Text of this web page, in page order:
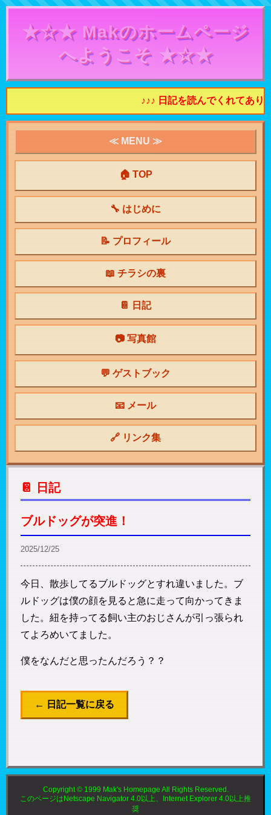
★☆★ Makのホームページ
へようこそ ★☆★
♪♪♪ 日記を読んでくれてあり
≪ MENU ≫
🏠 TOP
🔧 はじめに
📝 プロフィール
📖 チラシの裏
📔 日記
📷 写真館
💬 ゲストブック
📧 メール
🔗 リンク集
📔 日記
ブルドッグが突進！
2025/12/25
今日、散歩してるブルドッグとすれ違いました。ブ
ルドッグは僕の顔を見ると急に走って向かってきま
した。紐を持ってる飼い主のおじさんが引っ張られ
てよろめいてました。
僕をなんだと思ったんだろう？？
← 日記一覧に戻る
Copyright © 1999 Mak's Homepage All Rights Reserved.
このページはNetscape Navigator 4.0以上、Internet Explorer 4.0以上推
奨